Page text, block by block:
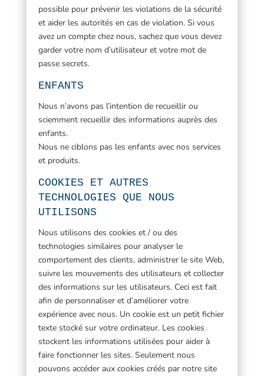
possible pour prévenir les violations de la sécurité
et aider les autorités en cas de violation. Si vous
avez un compte chez nous, sachez que vous devez
garder votre nom d’utilisateur et votre mot de
passe secrets.
ENFANTS
Nous n’avons pas l’intention de recueillir ou
sciemment recueillir des informations auprès des
enfants.
Nous ne ciblons pas les enfants avec nos services
et produits.
COOKIES ET AUTRES
TECHNOLOGIES QUE NOUS
UTILISONS
Nous utilisons des cookies et / ou des
technologies similaires pour analyser le
comportement des clients, administrer le site Web,
suivre les mouvements des utilisateurs et collecter
des informations sur les utilisateurs. Ceci est fait
afin de personnaliser et d’améliorer votre
expérience avec nous. Un cookie est un petit fichier
texte stocké sur votre ordinateur. Les cookies
stockent les informations utilisées pour aider à
faire fonctionner les sites. Seulement nous
pouvons accéder aux cookies créés par notre site